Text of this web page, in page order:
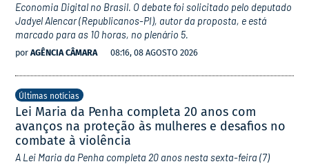
Economia Digital no Brasil. O debate foi solicitado pelo deputado
Jadyel Alencar (Republicanos-PI), autor da proposta, e está
marcado para as 10 horas, no plenário 5.
por AGÊNCIA CÂMARA 08:16, 08 AGOSTO 2026
Últimas notícias
Lei Maria da Penha completa 20 anos com
avanços na proteção às mulheres e desafios no
combate à violência
A Lei Maria da Penha completa 20 anos nesta sexta-feira (7)